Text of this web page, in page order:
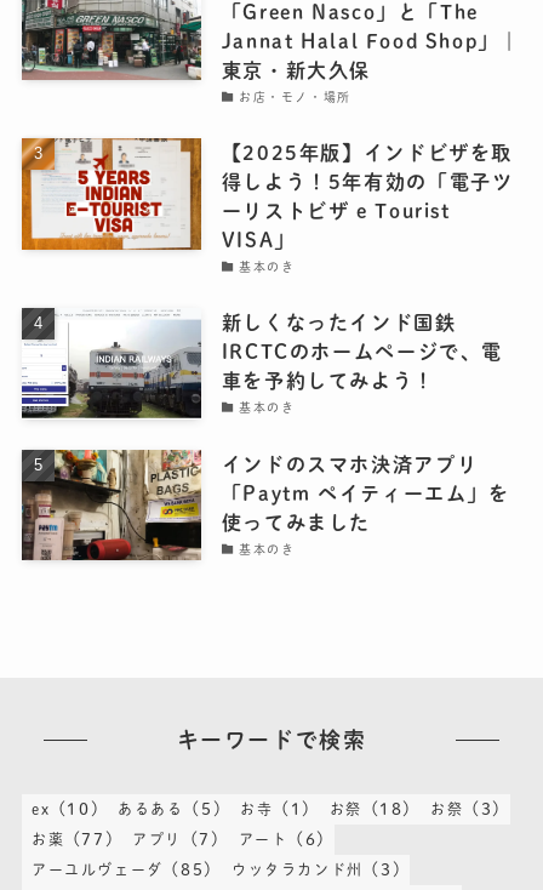
「Green Nasco」と「The
Jannat Halal Food Shop」｜
東京・新大久保
お店・モノ・場所
【2025年版】インドビザを取
得しよう！5年有効の「電子ツ
ーリストビザ e Tourist
VISA」
基本のき
新しくなったインド国鉄
IRCTCのホームページで、電
車を予約してみよう！
基本のき
インドのスマホ決済アプリ
「Paytm ペイティーエム」を
使ってみました
基本のき
キーワードで検索
ex (10) あるある (5) お寺 (1) お祭 (18) お祭 (3)
お薬 (77) アプリ (7) アート (6)
アーユルヴェーダ (85) ウッタラカンド州 (3)